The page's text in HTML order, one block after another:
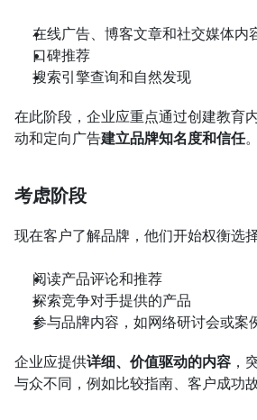
在线广告、博客文章和社交媒体内
口碑推荐
搜索引擎查询和自然发现
在此阶段，企业应重点通过创建教育
动和定向广告建立品牌知名度和信任。
考虑阶段
现在客户了解品牌，他们开始权衡选
阅读产品评论和推荐
探索竞争对手提供的产品
参与品牌内容，如网络研讨会或案
企业应提供详细、价值驱动的内容 ，
与众不同，例如比较指南、客户成功